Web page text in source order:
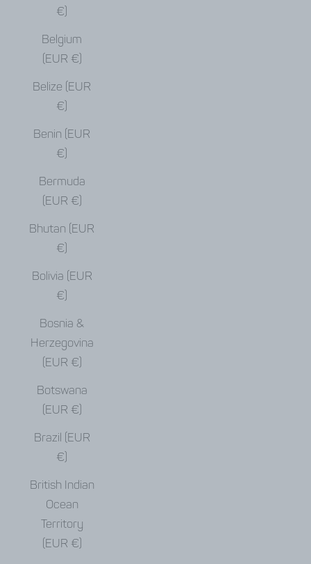
€)
Belgium
(EUR €)
Belize (EUR
€)
Benin (EUR
€)
Bermuda
(EUR €)
Bhutan (EUR
€)
Bolivia (EUR
€)
Bosnia &
Herzegovina
(EUR €)
Botswana
(EUR €)
Brazil (EUR
€)
British Indian
Ocean
Territory
(EUR €)